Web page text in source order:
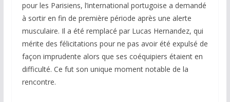
pour les Parisiens, l’international portugoise a demandé
à sortir en fin de première période après une alerte
musculaire. Il a été remplacé par Lucas Hernandez, qui
mérite des félicitations pour ne pas avoir été expulsé de
façon imprudente alors que ses coéquipiers étaient en
difficulté. Ce fut son unique moment notable de la
rencontre.